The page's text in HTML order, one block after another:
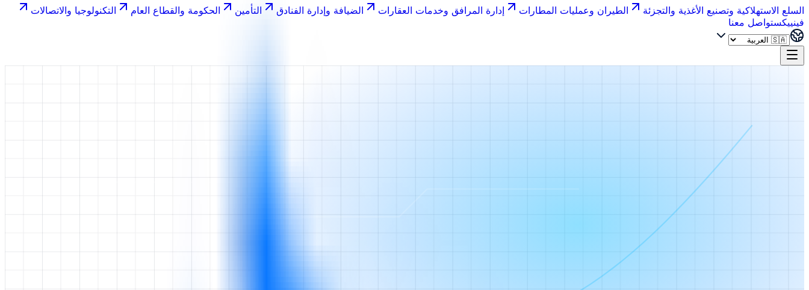
السلع الاستهلاكية وتصنيع الأغذية والتجزئة
الطيران وعمليات المطارات إدارة المرافق وخدمات العقارات الضيافة وإدارة الفنادق التأمين الحكومة والقطاع العام
التكنولوجيا والاتصالات
فينييكستواصل معنا